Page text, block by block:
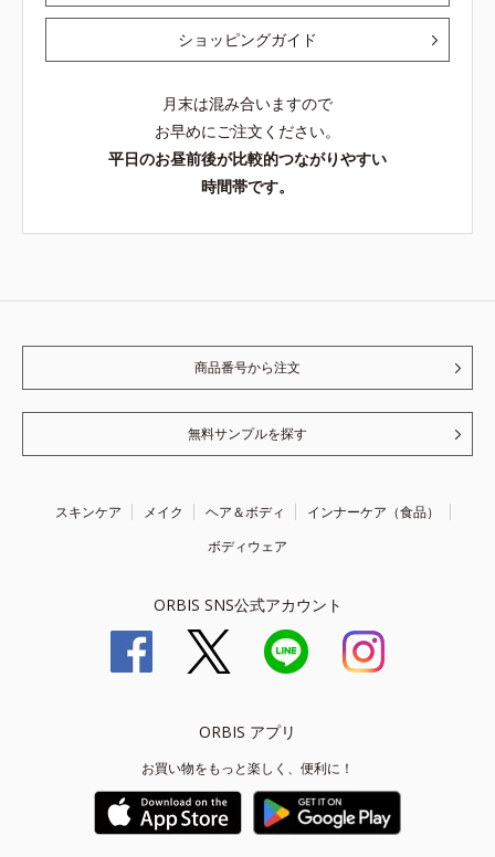
ショッピングガイド
月末は混み合いますので
お早めにご注文ください。
平日のお昼前後が比較的つながりやすい
時間帯です。
商品番号から注文
無料サンプルを探す
スキンケア メイク ヘア＆ボディ
インナーケア（食品）
ボディウェア
ORBIS SNS公式アカウント
ORBIS アプリ
お買い物をもっと楽しく、便利に！